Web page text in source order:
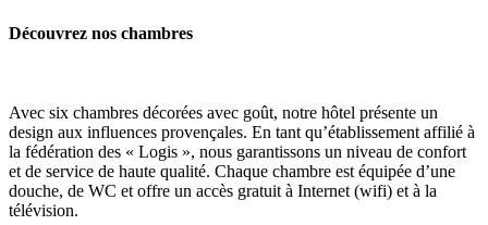
Découvrez nos chambres
Avec six chambres décorées avec goût, notre hôtel présente un
design aux influences provençales. En tant qu’établissement affilié à
la fédération des « Logis », nous garantissons un niveau de confort
et de service de haute qualité. Chaque chambre est équipée d’une
douche, de WC et offre un accès gratuit à Internet (wifi) et à la
télévision.